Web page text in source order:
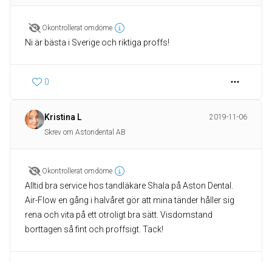
Okontrollerat omdöme
Ni är bästa i Sverige och riktiga proffs!
0
Kristina L
2019-11-06
Skrev om Astondental AB
Okontrollerat omdöme
Alltid bra service hos tandläkare Shala på Aston Dental.
Air-Flow en gång i halvåret gör att mina tänder håller sig
rena och vita på ett otroligt bra sätt. Visdomstand
borttagen så fint och proffsigt. Tack!